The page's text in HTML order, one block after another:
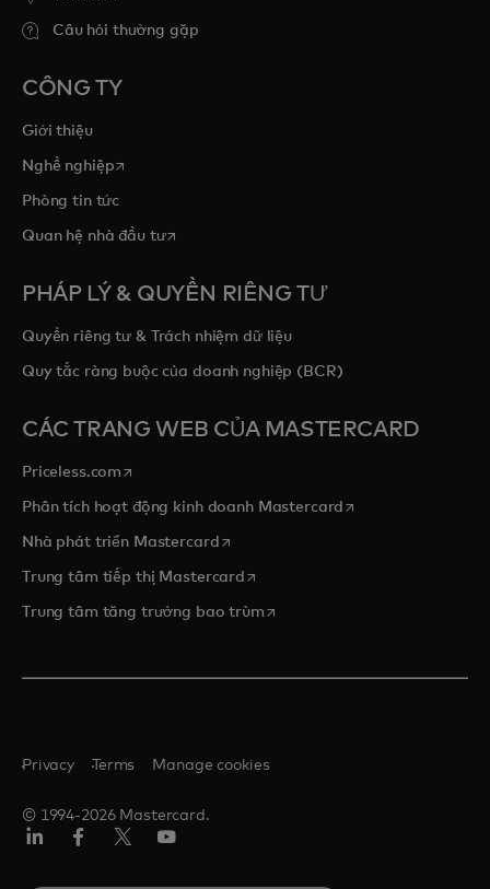
Câu hỏi thường gặp
CÔNG TY
Giới thiệu
Nghề nghiệpopens in a new tab
Phòng tin tức
Quan hệ nhà đầu tưopens in a new tab
PHÁP LÝ & QUYỀN RIÊNG TƯ
Quyền riêng tư & Trách nhiệm dữ liệu
Quy tắc ràng buộc của doanh nghiệp (BCR)
CÁC TRANG WEB CỦA MASTERCARD
Priceless.com opens in a new tab
Phân tích hoạt động kinh doanh Mastercard opens in a new tab
Nhà phát triển Mastercardopens in a new tab
Trung tâm tiếp thị Mastercardopens in a new tab
Trung tâm tăng trưởng bao trùmopens in a new tab
© 1994-2026 Mastercard.
Privacy Terms Manage cookies